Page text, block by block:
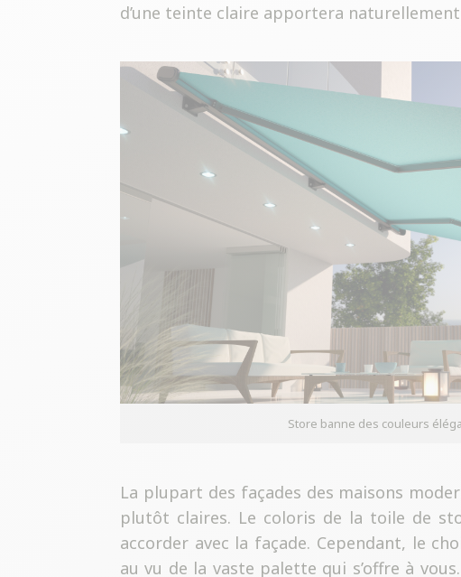
d’une teinte claire apportera
Store banne des couleurs
La plupart des façades des maisons
plutôt claires. Le coloris de la toile de
accorder avec la façade. Cependant, le
au vu de la vaste palette qui s’offre à